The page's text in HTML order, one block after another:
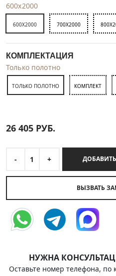
600x2000
600X2000 700X2000
КОМПЛЕКТАЦИЯ
Только полотно
ТОЛЬКО ПОЛОТНО КОМПЛЕКТ
26 405 РУБ.
- 1 +
НУЖНА
Оставьте номер телефона,